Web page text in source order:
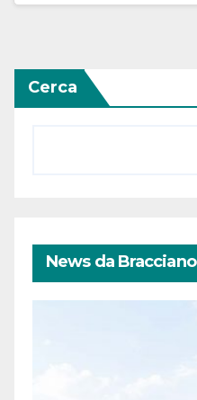
Cerca
News da Bracciano